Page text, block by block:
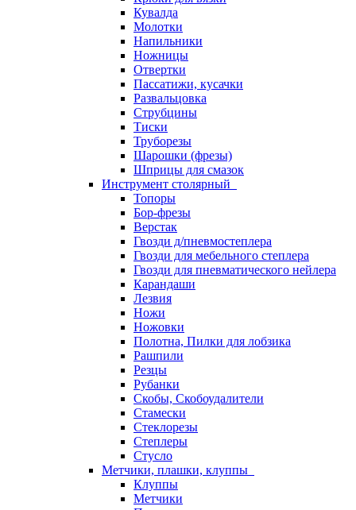
Кувалда
Молотки
Напильники
Ножницы
Отвертки
Пассатижи, кусачки
Развальцовка
Струбцины
Тиски
Труборезы
Шарошки (фрезы)
Шприцы для смазок
Инструмент столярный
Топоры
Бор-фрезы
Верстак
Гвозди д/пневмостеплера
Гвозди для мебельного степлера
Гвозди для пневматического нейлера
Карандаши
Лезвия
Ножи
Ножовки
Полотна, Пилки для лобзика
Рашпили
Резцы
Рубанки
Скобы, Скобоудалители
Стамески
Стеклорезы
Степлеры
Стусло
Метчики, плашки, клуппы
Клуппы
Метчики